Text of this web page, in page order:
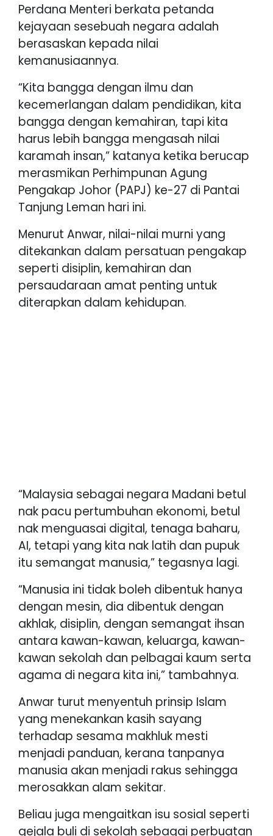
Perdana Menteri berkata petanda
kejayaan sesebuah negara adalah
berasaskan kepada nilai
kemanusiaannya.
“Kita bangga dengan ilmu dan
kecemerlangan dalam pendidikan, kita
bangga dengan kemahiran, tapi kita
harus lebih bangga mengasah nilai
karamah insan,” katanya ketika berucap
merasmikan Perhimpunan Agung
Pengakap Johor (PAPJ) ke-27 di Pantai
Tanjung Leman hari ini.
Menurut Anwar, nilai-nilai murni yang
ditekankan dalam persatuan pengakap
seperti disiplin, kemahiran dan
persaudaraan amat penting untuk
diterapkan dalam kehidupan.
“Malaysia sebagai negara Madani betul
nak pacu pertumbuhan ekonomi, betul
nak menguasai digital, tenaga baharu,
AI, tetapi yang kita nak latih dan pupuk
itu semangat manusia,” tegasnya lagi.
“Manusia ini tidak boleh dibentuk hanya
dengan mesin, dia dibentuk dengan
akhlak, disiplin, dengan semangat ihsan
antara kawan-kawan, keluarga, kawan-
kawan sekolah dan pelbagai kaum serta
agama di negara kita ini,” tambahnya.
Anwar turut menyentuh prinsip Islam
yang menekankan kasih sayang
terhadap sesama makhluk mesti
menjadi panduan, kerana tanpanya
manusia akan menjadi rakus sehingga
merosakkan alam sekitar.
Beliau juga mengaitkan isu sosial seperti
gejala buli di sekolah sebagai perbuatan